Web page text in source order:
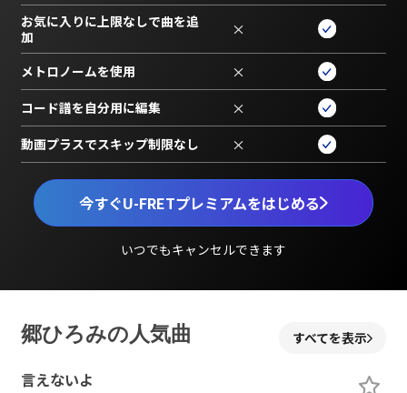
今すぐU-FRETプレミアムをはじめる
いつでもキャンセルできます
お気に入りに上限なしで曲を追
加
×
メトロノームを使用 ×
コード譜を自分用に編集 ×
動画プラスでスキップ制限なし ×
郷ひろみの人気曲 すべてを表示
言えないよ